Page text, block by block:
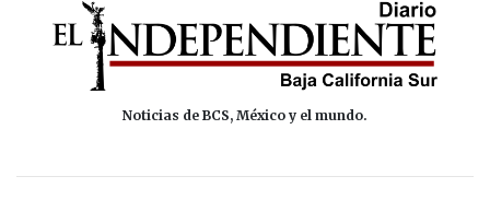
Noticias de BCS, México y el mundo.